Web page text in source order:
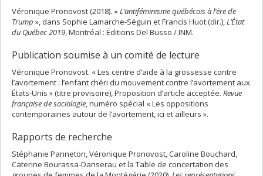
Véronique Pronovost (2018). «L’antiféminisme québécois à l’ère de
Trump », dans Sophie Lamarche-Séguin et Francis Huot (dir.),L’État
du Québec 2019, Montréal : Éditions Del Busso / INM.
Publication soumise à un comité de lecture
Véronique Pronovost. « Les centre d’aide à la grossesse contre
l’avortement : l’enfant chéri du mouvement contre l’avortement aux
États-Unis » (titre provisoire), Proposition d’article acceptée. Revue
française de sociologie, numéro spécial « Les oppositions
contemporaines autour de l’avortement, ici et ailleurs ».
Rapports de recherche
Stéphanie Panneton, Véronique Pronovost, Caroline Bouchard,
Caterine Bourassa-Danserau et la Table de concertation des